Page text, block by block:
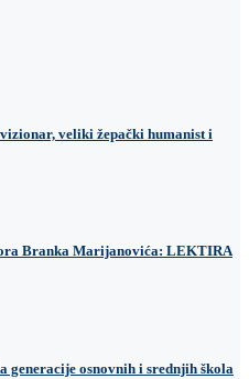
veliki žepački humanist i
Branka Marijanovića: LEKTIRA
generacije osnovnih i srednjih škola